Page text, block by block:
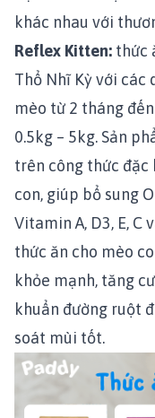
khác nhau với
Reflex Kitten: thức
Thổ Nhĩ Kỳ với các
mèo từ 2 tháng
0.5kg – 5kg. Sản
trên công thức đặc
con, giúp bổ sung
Vitamin A, D3, E, C
thức ăn cho mèo
khỏe mạnh, tăng
khuẩn đường ruột
soát mùi tốt.